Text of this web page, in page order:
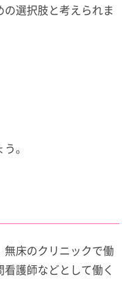
選択肢と考えられま
。
無床のクリニックで働
護師などとして働く